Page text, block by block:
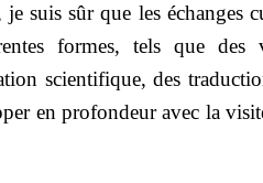
suis sûr que les échanges
formes, tels que des
scientifique, des
en profondeur avec la